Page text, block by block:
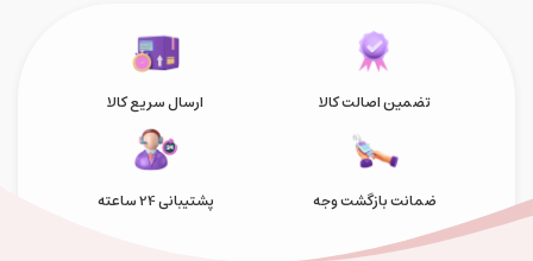
تضمین اصالت کالا ارسال سریع کالا
ضمانت بازگشت وجه پشتیبانی 24 ساعته